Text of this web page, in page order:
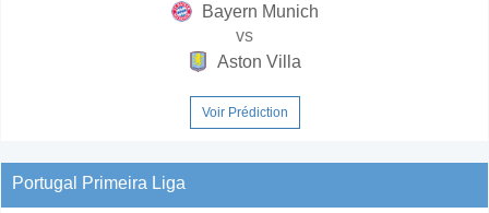
Bayern Munich
vs
Aston Villa
Voir Prédiction
Portugal Primeira Liga